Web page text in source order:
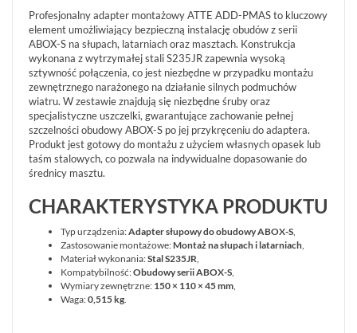
Profesjonalny adapter montażowy ATTE ADD-PMAS to kluczowy
element umożliwiający bezpieczną instalację obudów z serii
ABOX-S na słupach, latarniach oraz masztach. Konstrukcja
wykonana z wytrzymałej stali S235JR zapewnia wysoką
sztywność połączenia, co jest niezbędne w przypadku montażu
zewnętrznego narażonego na działanie silnych podmuchów
wiatru. W zestawie znajdują się niezbędne śruby oraz
specjalistyczne uszczelki, gwarantujące zachowanie pełnej
szczelności obudowy ABOX-S po jej przykręceniu do adaptera.
Produkt jest gotowy do montażu z użyciem własnych opasek lub
taśm stalowych, co pozwala na indywidualne dopasowanie do
średnicy masztu.
CHARAKTERYSTYKA PRODUKTU
Typ urządzenia:Adapter słupowy do obudowy ABOX-S,
Zastosowanie montażowe:Montaż na słupach i latarniach,
Materiał wykonania:Stal S235JR,
Kompatybilność:Obudowy serii ABOX-S,
Wymiary zewnętrzne: 150 × 110 × 45 mm,
Waga:0,515 kg.